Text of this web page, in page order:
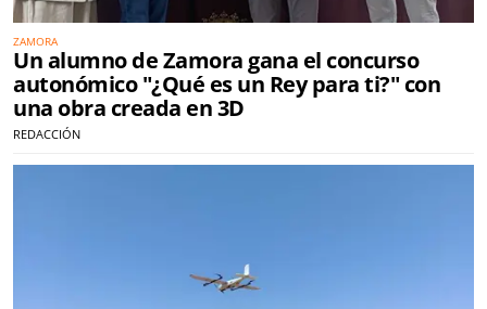
ZAMORA
Un alumno de Zamora gana el concurso
autonómico "¿Qué es un Rey para ti?" con
una obra creada en 3D
REDACCIÓN